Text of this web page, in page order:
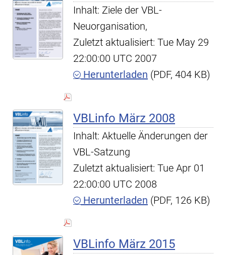
Inhalt: Ziele der VBL-
Neuorganisation,
Zuletzt aktualisiert: Tue May 29
22:00:00 UTC 2007
Herunterladen (PDF, 404 KB)
VBLinfo März 2008
Inhalt: Aktuelle Änderungen der
VBL-Satzung
Zuletzt aktualisiert: Tue Apr 01
22:00:00 UTC 2008
Herunterladen (PDF, 126 KB)
VBLinfo März 2015